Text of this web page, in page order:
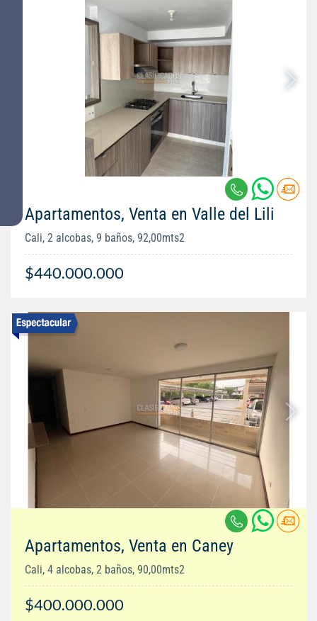
Apartamentos, Venta en Valle del Lili
Cali, 2 alcobas, 9 baños, 92,00mts2
$440.000.000
Apartamentos, Venta en Caney
Cali, 4 alcobas, 2 baños, 90,00mts2
$400.000.000